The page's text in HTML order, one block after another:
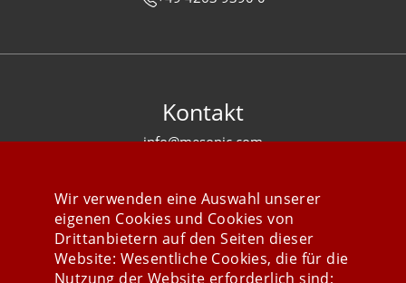
Kontakt
info@mesonic.com
Wir verwenden eine Auswahl unserer
eigenen Cookies und Cookies von
Drittanbietern auf den Seiten dieser
Website: Wesentliche Cookies, die für die
Nutzung der Website erforderlich sind;